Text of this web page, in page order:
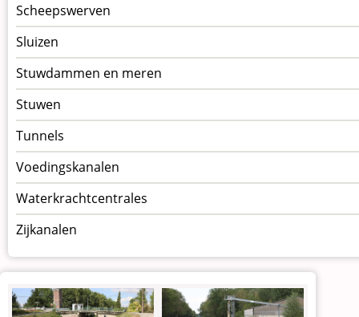
Scheepswerven
Sluizen
Stuwdammen en meren
Stuwen
Tunnels
Voedingskanalen
Waterkrachtcentrales
Zijkanalen